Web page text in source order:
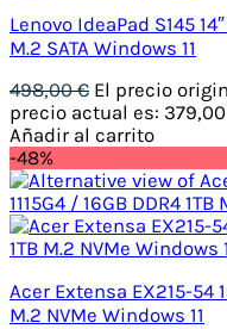
Lenovo IdeaPad S145
M.2 SATA Windows 11
498,00€ El precio
precio actual es:
Añadir al carrito
-48%
Acer Extensa EX215-54
M.2 NVMe Windows 11